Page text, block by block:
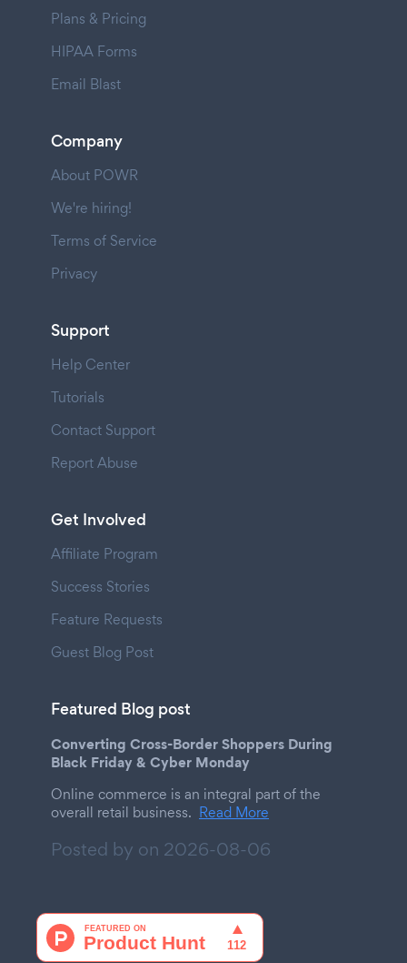
Plans & Pricing
HIPAA Forms
Email Blast
Company
About POWR
We're hiring!
Terms of Service
Privacy
Support
Help Center
Tutorials
Contact Support
Report Abuse
Get Involved
Affiliate Program
Success Stories
Feature Requests
Guest Blog Post
Featured Blog post
Converting Cross-Border Shoppers During
Black Friday & Cyber Monday
Online commerce is an integral part of the
overall retail business. Read More
Posted by on 2026-08-06